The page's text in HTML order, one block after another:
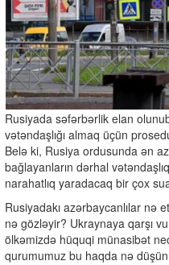
Rusiyada səfərbərlik elan
vətəndaşlığı almaq üçün
Belə ki, Rusiya ordusunda ən
bağlayanların dərhal
narahatlıq yaradacaq bir çox
Rusiyadakı azərbaycanlılar nə
nə gözləyir? Ukraynaya qarşı
ölkəmizdə hüquqi münasibət
qurumumuz bu haqda nə